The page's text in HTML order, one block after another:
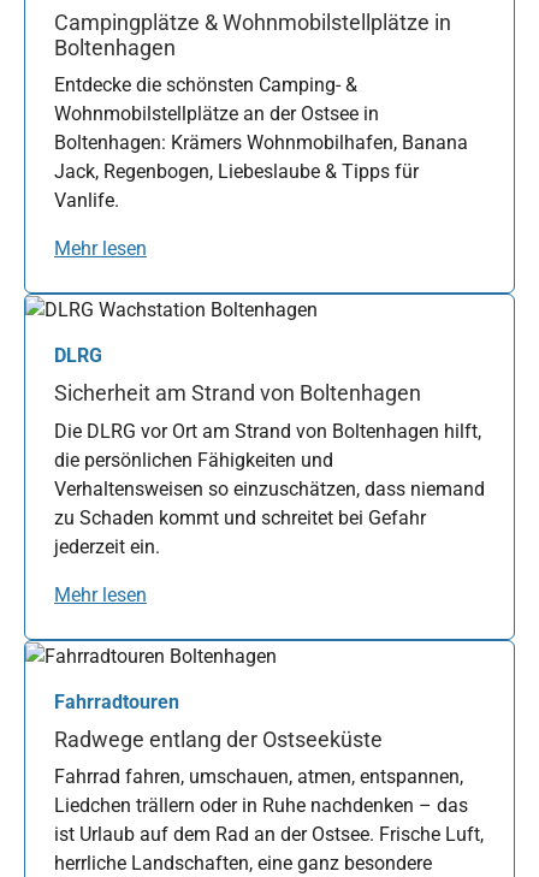
Campingplätze & Wohnmobilstellplätze in
Boltenhagen
Entdecke die schönsten Camping- &
Wohnmobilstellplätze an der Ostsee in
Boltenhagen: Krämers Wohnmobilhafen, Banana
Jack, Regenbogen, Liebeslaube & Tipps für
Vanlife.
Mehr lesen
DLRG
Sicherheit am Strand von Boltenhagen
Die DLRG vor Ort am Strand von Boltenhagen hilft,
die persönlichen Fähigkeiten und
Verhaltensweisen so einzuschätzen, dass niemand
zu Schaden kommt und schreitet bei Gefahr
jederzeit ein.
Mehr lesen
Fahrradtouren
Radwege entlang der Ostseeküste
Fahrrad fahren, umschauen, atmen, entspannen,
Liedchen trällern oder in Ruhe nachdenken – das
ist Urlaub auf dem Rad an der Ostsee. Frische Luft,
herrliche Landschaften, eine ganz besondere